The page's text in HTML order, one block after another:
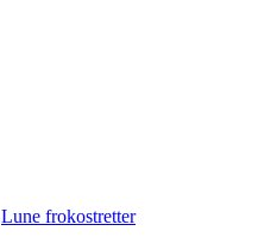
Lune frokostretter